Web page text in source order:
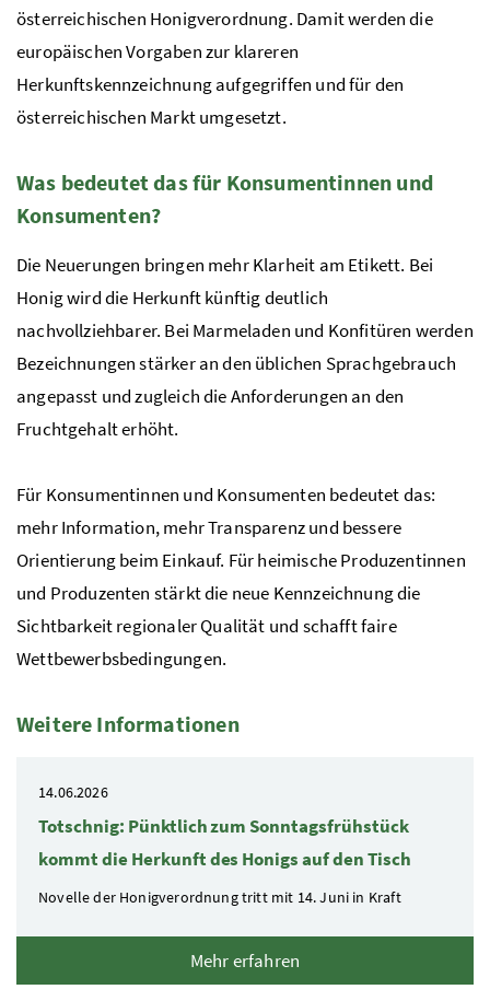
österreichischen Honigverordnung. Damit werden die
europäischen Vorgaben zur klareren
Herkunftskennzeichnung aufgegriffen und für den
österreichischen Markt umgesetzt.
Was bedeutet das für Konsumentinnen und
Konsumenten?
Die Neuerungen bringen mehr Klarheit am Etikett. Bei
Honig wird die Herkunft künftig deutlich
nachvollziehbarer. Bei Marmeladen und Konfitüren werden
Bezeichnungen stärker an den üblichen Sprachgebrauch
angepasst und zugleich die Anforderungen an den
Fruchtgehalt erhöht.
Für Konsumentinnen und Konsumenten bedeutet das:
mehr Information, mehr Transparenz und bessere
Orientierung beim Einkauf. Für heimische Produzentinnen
und Produzenten stärkt die neue Kennzeichnung die
Sichtbarkeit regionaler Qualität und schafft faire
Wettbewerbsbedingungen.
Weitere Informationen
14.06.2026
Totschnig: Pünktlich zum Sonntagsfrühstück
kommt die Herkunft des Honigs auf den Tisch
Novelle der Honigverordnung tritt mit 14. Juni in Kraft
Mehr erfahren